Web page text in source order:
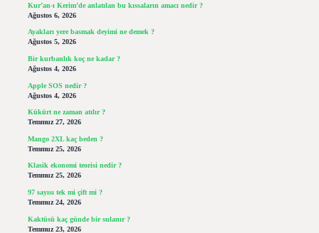
Kur’an-ı Kerim’de anlatılan bu kıssaların amacı nedir ?
Ağustos 6, 2026
Ayakları yere basmak deyimi ne demek ?
Ağustos 5, 2026
Bir kurbanlık koç ne kadar ?
Ağustos 4, 2026
Apple SOS nedir ?
Ağustos 4, 2026
Kükürt ne zaman atılır ?
Temmuz 27, 2026
Mango 2XL kaç beden ?
Temmuz 25, 2026
Klasik ekonomi teorisi nedir ?
Temmuz 25, 2026
97 sayısı tek mi çift mi ?
Temmuz 24, 2026
Kaktüsü kaç günde bir sulanır ?
Temmuz 23, 2026